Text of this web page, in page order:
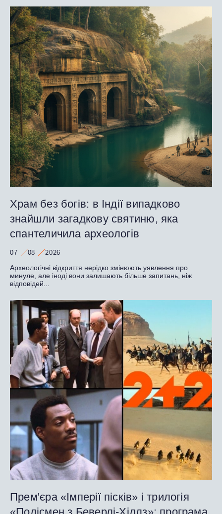
Храм без богів: в Індії випадково
знайшли загадкову святиню, яка
спантеличила археологів
07 08 2026
Археологічні відкриття нерідко змінюють уявлення про
минуле, але іноді вони залишають більше запитань, ніж
відповідей...
Прем'єра «Імперії пісків» і трилогія